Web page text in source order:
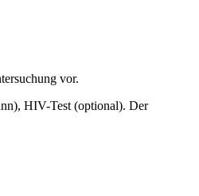
vor.
HIV-Test (optional). Der